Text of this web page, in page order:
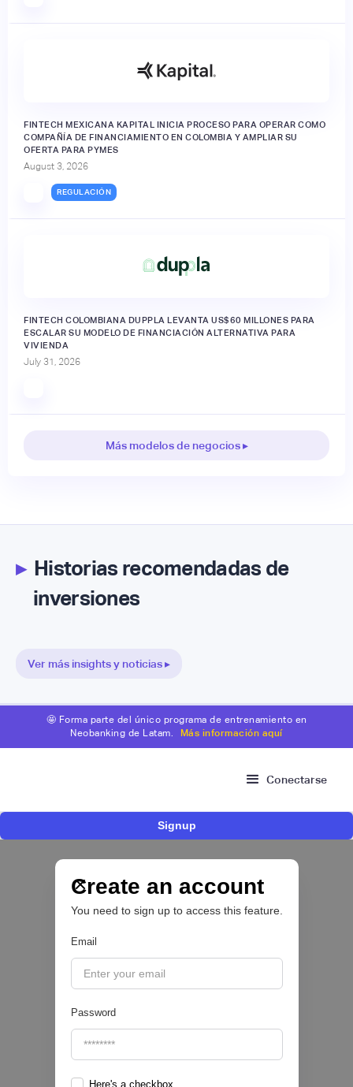
FINTECH MEXICANA KAPITAL INICIA PROCESO PARA OPERAR COMO
COMPAÑÍA DE FINANCIAMIENTO EN COLOMBIA Y AMPLIAR SU
OFERTA PARA PYMES
August 3, 2026
REGULACIÓN
FINTECH COLOMBIANA DUPPLA LEVANTA US$60 MILLONES PARA
ESCALAR SU MODELO DE FINANCIACIÓN ALTERNATIVA PARA
VIVIENDA
July 31, 2026
Más modelos de negocios ▸
▸Historias recomendadas de
inversiones
Ver más insights y noticias ▸
🤩 Forma parte del único programa de entrenamiento en
Neobanking de Latam.
Más información aquí
Conectarse
Signup
Create an account
You need to sign up to access this feature.
Email
Password
Here's a checkbox
millones para expandir su plataforma de
crédito y cashback para empleados
CRÉDITO DIGITAL 💰
Pipeline Valor | August